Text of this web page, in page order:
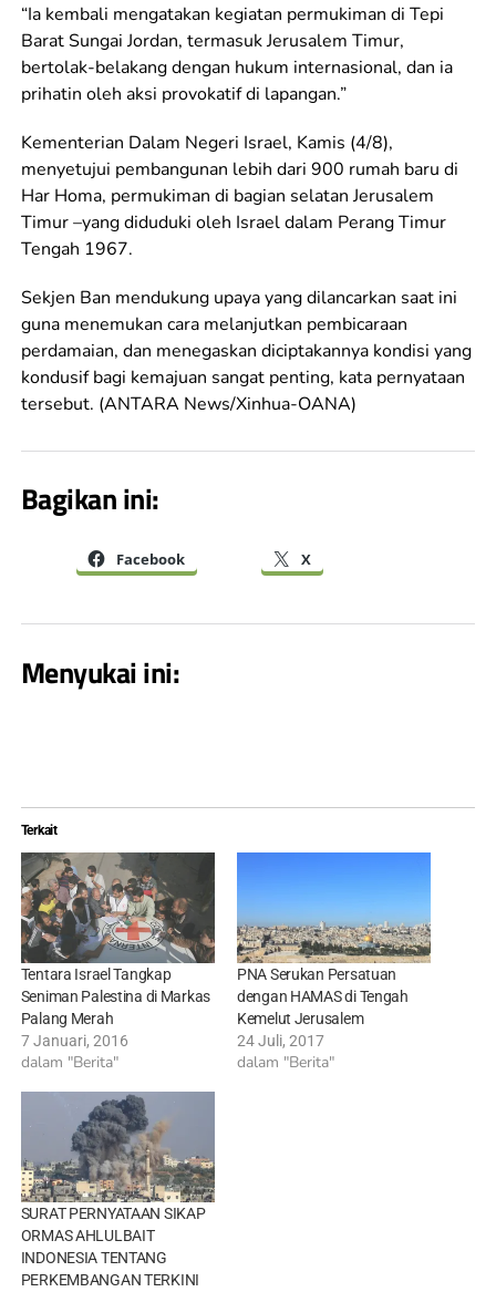
“Ia kembali mengatakan kegiatan permukiman di Tepi
Barat Sungai Jordan, termasuk Jerusalem Timur,
bertolak-belakang dengan hukum internasional, dan ia
prihatin oleh aksi provokatif di lapangan.”
Kementerian Dalam Negeri Israel, Kamis (4/8),
menyetujui pembangunan lebih dari 900 rumah baru di
Har Homa, permukiman di bagian selatan Jerusalem
Timur –yang diduduki oleh Israel dalam Perang Timur
Tengah 1967.
Sekjen Ban mendukung upaya yang dilancarkan saat ini
guna menemukan cara melanjutkan pembicaraan
perdamaian, dan menegaskan diciptakannya kondisi yang
kondusif bagi kemajuan sangat penting, kata pernyataan
tersebut. (ANTARA News/Xinhua-OANA)
Bagikan ini:
Facebook X
Menyukai ini:
Terkait
Tentara Israel Tangkap
Seniman Palestina di Markas
Palang Merah
7 Januari, 2016
dalam "Berita"
PNA Serukan Persatuan
dengan HAMAS di Tengah
Kemelut Jerusalem
24 Juli, 2017
dalam "Berita"
SURAT PERNYATAAN SIKAP
ORMAS AHLULBAIT
INDONESIA TENTANG
PERKEMBANGAN TERKINI